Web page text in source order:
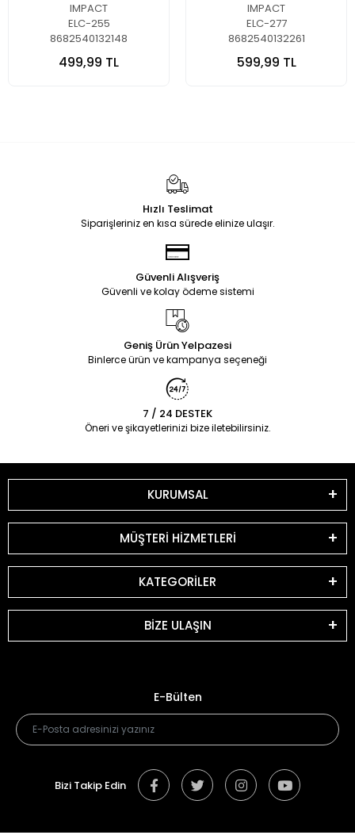
IMPACT
ELC-255
8682540132148
499,99 TL
IMPACT
ELC-277
8682540132261
599,99 TL
Hızlı Teslimat
Siparişleriniz en kısa sürede elinize ulaşır.
Güvenli Alışveriş
Güvenli ve kolay ödeme sistemi
Geniş Ürün Yelpazesi
Binlerce ürün ve kampanya seçeneği
7 / 24 DESTEK
Öneri ve şikayetlerinizi bize iletebilirsiniz.
KURUMSAL
MÜŞTERİ HİZMETLERİ
KATEGORİLER
BİZE ULAŞIN
E-Bülten
Bizi Takip Edin